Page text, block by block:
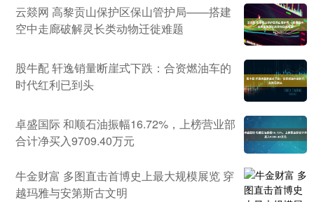
云燚网 高黎贡山保护区保山管护局——搭建
空中走廊破解灵长类动物迁徙难题
股牛配 轩逸销量断崖式下跌：合资燃油车的
时代红利已到头
卓盛国际 和顺石油振幅16.72%，上榜营业部
合计净买入9709.40万元
牛金财富 多图直击首博史上最大规模展览 穿
越玛雅与安第斯古文明